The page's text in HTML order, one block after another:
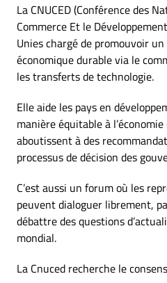
La CNUCED (Conférence des
Commerce Et le
Unies chargé de promouvoir
économique durable via le
les transferts de technologie.
Elle aide les pays en
manière équitable à
aboutissent à des
processus de décision des
C’est aussi un forum où les
peuvent dialoguer librement,
débattre des questions
mondial.
La Cnuced recherche le